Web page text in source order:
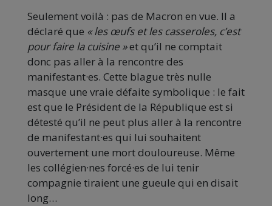
Seulement voilà : pas de Macron en vue. Il a
déclaré que « les œufs et les casseroles, c’est
pour faire la cuisine »et qu’il ne comptait
donc pas aller à la rencontre des
manifestant·es. Cette blague très nulle
masque une vraie défaite symbolique : le fait
est que le Président de la République est si
détesté qu’il ne peut plus aller à la rencontre
de manifestant·es qui lui souhaitent
ouvertement une mort douloureuse. Même
les collégien·nes forcé·es de lui tenir
compagnie tiraient une gueule qui en disait
long…